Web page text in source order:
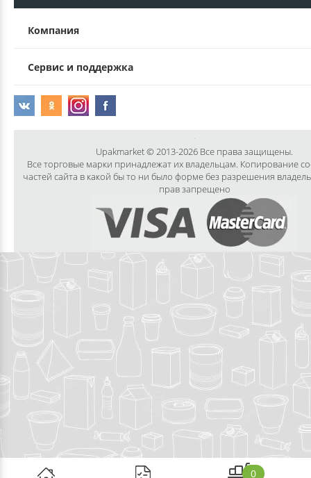
0
Компания
Сервис и поддержка
Upakmarket © 2013-2026 Все права защищены.
Все торговые марки принадлежат их владельцам. Копирование
частей сайта в какой бы то ни было форме без разрешения
прав запрещено